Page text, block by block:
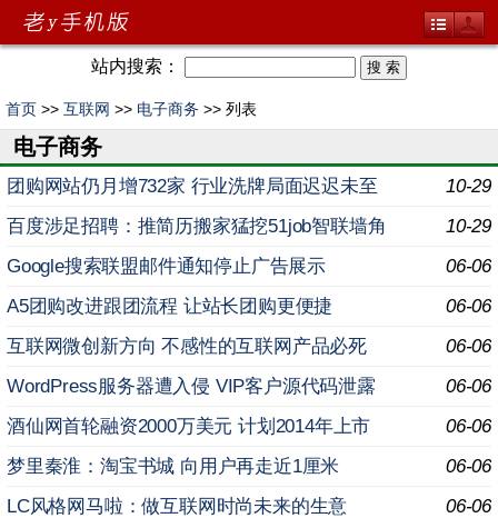
站内搜索：
首页 >> 互联网 >> 电子商务 >> 列表
电子商务
10-29
团购网站仍月增732家 行业洗牌局面迟迟未至
10-29
百度涉足招聘：推简历搬家猛挖51job智联墙角
06-06
Google搜索联盟邮件通知停止广告展示
06-06
A5团购改进跟团流程 让站长团购更便捷
06-06
互联网微创新方向 不感性的互联网产品必死
06-06
WordPress服务器遭入侵 VIP客户源代码泄露
06-06
酒仙网首轮融资2000万美元 计划2014年上市
06-06
梦里秦淮：淘宝书城 向用户再走近1厘米
06-06
LC风格网马啦：做互联网时尚未来的生意